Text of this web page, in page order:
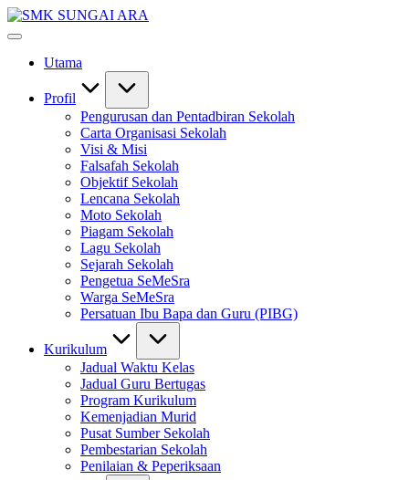
Skip
to
#KetekunanNadiKecemerlangan
#SeMeSradiHati
Utama
Profil
Pengurusan dan Pentadbiran Sekolah
Carta Organisasi Sekolah
Visi & Misi
Falsafah Sekolah
Objektif Sekolah
Lencana Sekolah
Moto Sekolah
Piagam Sekolah
Lagu Sekolah
Sejarah Sekolah
Pengetua SeMeSra
Warga SeMeSra
Persatuan Ibu Bapa dan Guru (PIBG)
Kurikulum
Jadual Waktu Kelas
Jadual Guru Bertugas
Program Kurikulum
Kemenjadian Murid
Pusat Sumber Sekolah
Pembestarian Sekolah
Penilaian & Peperiksaan